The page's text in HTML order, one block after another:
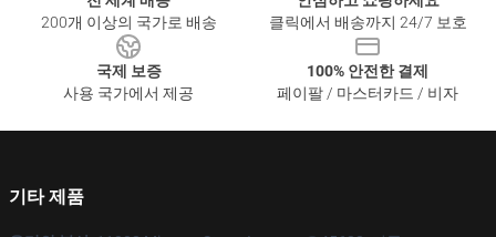
200개 이상의 국가로 배송
클릭에서 배송까지 24/7 보호
국제 보증
사용 국가에서 제공
100% 안전한 결제
페이팔 / 마스터카드 / 비자
기타 제품